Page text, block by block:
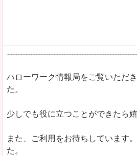
ハローワーク情報局をご覧いただ
た。
少しでも役に立つことができたら
また、ご利用をお待ちしています
た。